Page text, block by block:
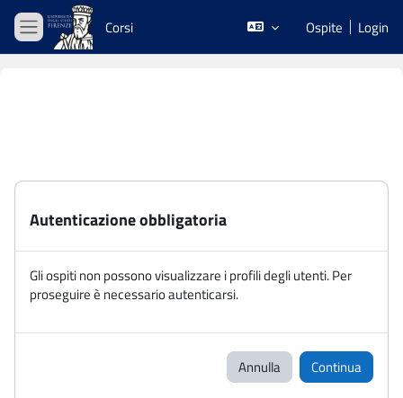
Vai al contenuto principale
Pannello laterale
Corsi Ospite Login
Autenticazione obbligatoria
Gli ospiti non possono visualizzare i profili degli utenti. Per
proseguire è necessario autenticarsi.
Annulla Continua